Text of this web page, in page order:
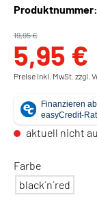
Produktnummer:
5,95 €
19,95 €
Preise inkl. MwSt. zzgl.
aktuell nicht
Farbe
black´n´red